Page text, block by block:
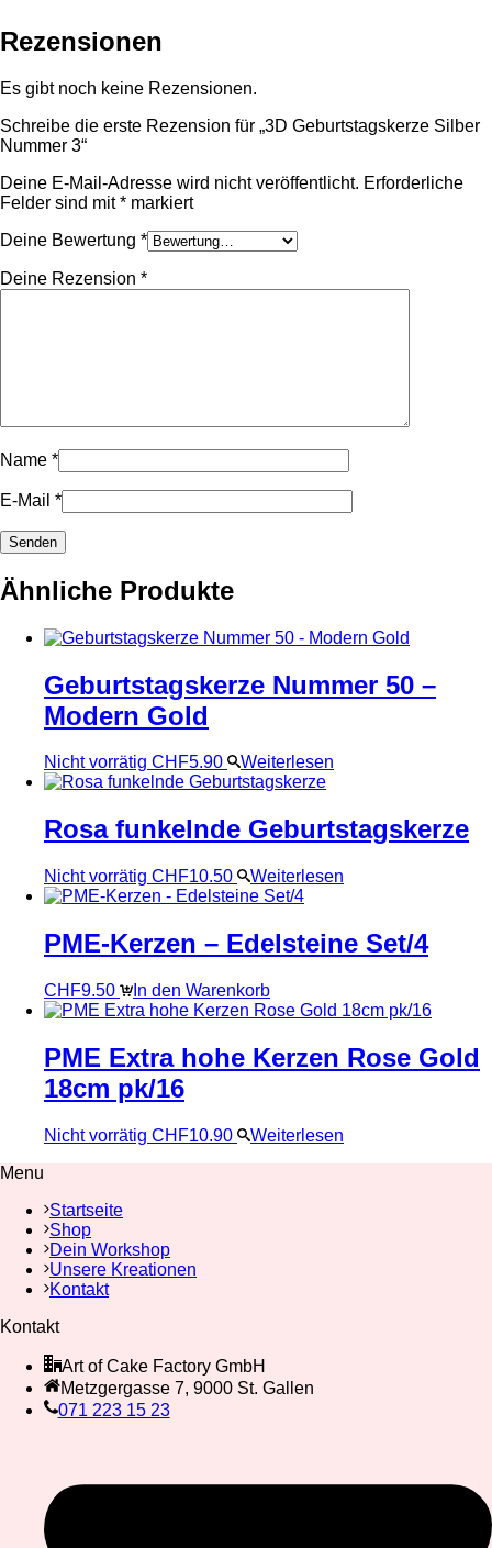
Rezensionen
Es gibt noch keine Rezensionen.
Schreibe die erste Rezension für „3D Geburtstagskerze Silber
Nummer 3“
Deine E-Mail-Adresse wird nicht veröffentlicht. Erforderliche
Felder sind mit* markiert
Deine Bewertung *
Deine Rezension *
Name *
E-Mail *
Ähnliche Produkte
Geburtstagskerze Nummer 50 –
Modern Gold
Nicht vorrätig CHF5.90 Weiterlesen
Rosa funkelnde Geburtstagskerze
Nicht vorrätig CHF10.50 Weiterlesen
PME-Kerzen – Edelsteine Set/4
CHF9.50 In den Warenkorb
PME Extra hohe Kerzen Rose Gold
18cm pk/16
Nicht vorrätig CHF10.90
Weiterlesen
Menu
Startseite
Shop
Dein Workshop
Unsere Kreationen
Kontakt
Kontakt
Art of Cake Factory GmbH
Metzgergasse 7, 9000 St. Gallen
071 223 15 23